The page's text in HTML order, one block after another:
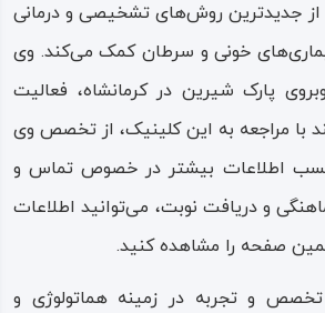
از جدیدترین روش‌های تشخیصی و درمانی
بیماری‌های خونی و سرطان کمک می‌کند. وی
پارک شیرین در کرمانشاه، فعالیت
با مراجعه به این کلینیک، از تخصص وی
کسب اطلاعات بیشتر در خصوص تماس و
و دریافت نوبت، می‌توانید اطلاعات
صفحه را مشاهده کنید.
و تجربه در زمینه هماتولوژی و